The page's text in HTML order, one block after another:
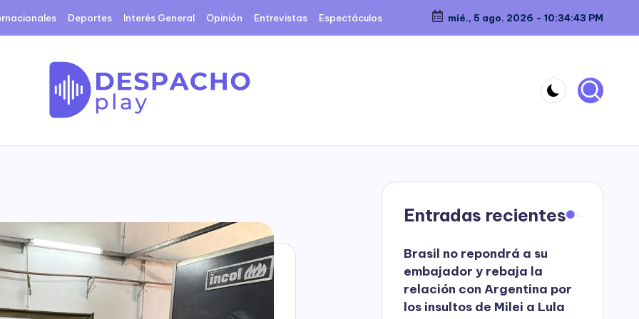
Deportes Interés General Opinión Entrevistas Espectáculos mié., 5 ago. 2026 - 10:34:43 PM
D
p
Entradas recientes
Brasil no repondrá a su
embajador y rebaja la
relación con Argentina por
los insultos de Milei a Lula